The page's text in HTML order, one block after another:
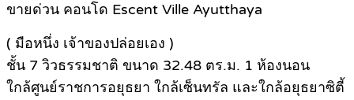
ขายด่วน คอนโด Escent Ville Ayutthaya
( มือหนึ่ง เจ้าของปล่อยเอง )
ชั้น 7 วิวธรรมชาติ ขนาด 32.48 ตร.ม. 1 ห้องนอน
ใกล้ศูนย์ราชการอยุธยา ใกล้เซ็นทรัล และใกล้อยุธยาซิตี้